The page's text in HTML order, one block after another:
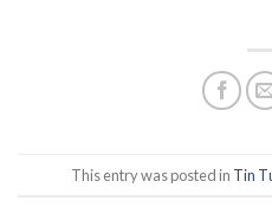
This entry was posted in Tin